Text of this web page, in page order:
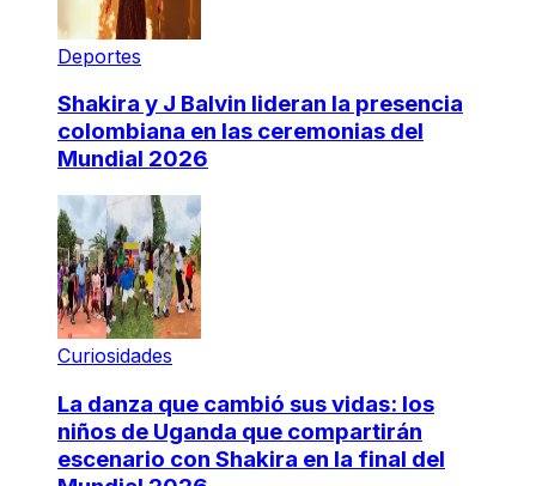
Deportes
Shakira y J Balvin lideran la presencia
colombiana en las ceremonias del
Mundial 2026
Curiosidades
La danza que cambió sus vidas: los
niños de Uganda que compartirán
escenario con Shakira en la final del